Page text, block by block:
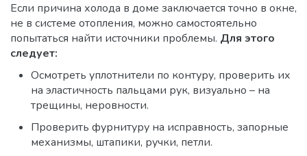
Если причина холода в доме заключается точно в окне,
не в системе отопления, можно самостоятельно
попытаться найти источники проблемы. Для этого
следует:
Осмотреть уплотнители по контуру, проверить их
на эластичность пальцами рук, визуально – на
трещины, неровности.
Проверить фурнитуру на исправность, запорные
механизмы, штапики, ручки, петли.